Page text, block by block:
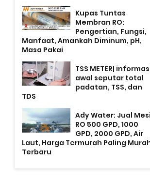
Kupas Tuntas
Membran RO:
Pengertian, Fungsi,
Manfaat, Amankah Diminum, pH,
Masa Pakai
TSS METER|
awal seputar total
padatan, TSS, dan
TDS
Ady Water: Jual
RO 500 GPD, 1000
GPD, 2000 GPD, Air
Laut, Harga Termurah Paling
Terbaru